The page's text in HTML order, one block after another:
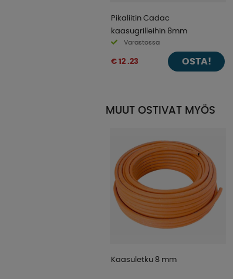
Pikaliitin Cadac
kaasugrilleihin 8mm
Varastossa
€ 12 .23 OSTA!
MUUT OSTIVAT MYÖS
Kaasuletku 8 mm